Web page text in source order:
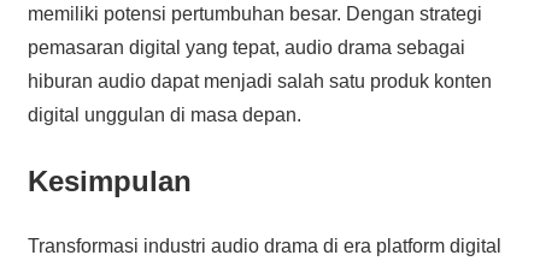
memiliki potensi pertumbuhan besar. Dengan strategi
pemasaran digital yang tepat, audio drama sebagai
hiburan audio dapat menjadi salah satu produk konten
digital unggulan di masa depan.
Kesimpulan
Transformasi industri audio drama di era platform digital